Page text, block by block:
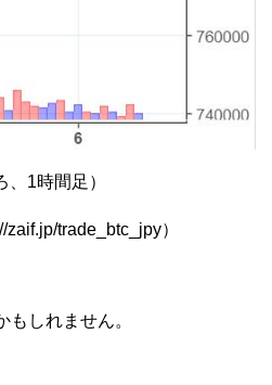
、1時間足）
trade_btc_jpy）
しれません。